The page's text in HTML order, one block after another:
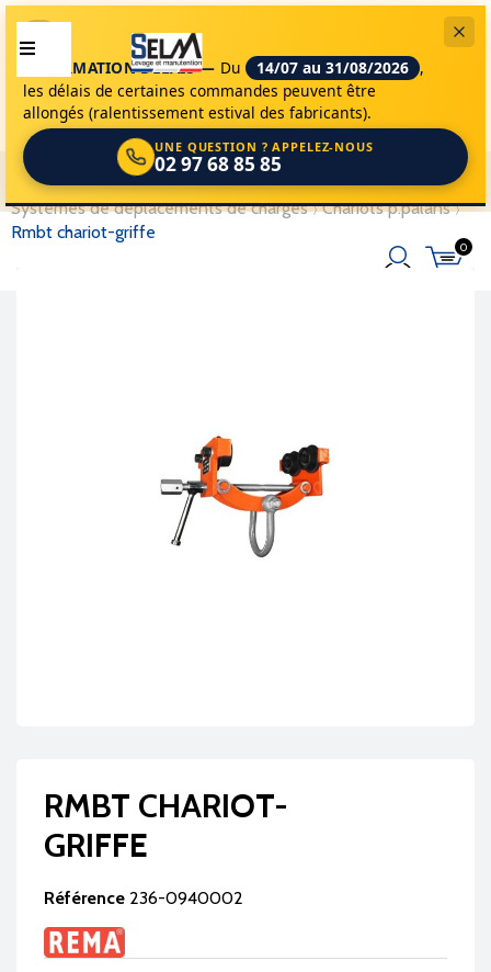
INFORMATION DÉLAIS — Du 14/07 au 31/08/2026 ,
les délais de certaines commandes peuvent être
allongés (ralentissement estival des fabricants).
UNE QUESTION ? APPELEZ-NOUS
02 97 68 85 85
0
selm appareils de levage
appareils
systèmes de déplacements de charges
chariots p.palans
rmbt chariot-griffe
RMBT CHARIOT-
GRIFFE
Référence 236-0940002